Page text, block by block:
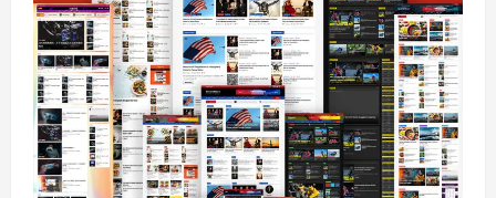
5
sharqnewsglobal.com
August 6, 2026
1
افغانستان
ننګرهار کې د تېلو یو شمېر پمپونه وتړل شول
sharqnewsglobal.com
August 6, 2026
0